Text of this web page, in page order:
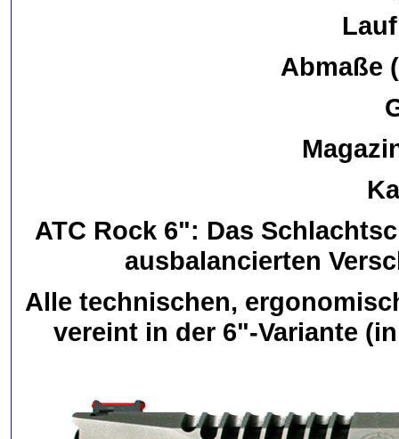
Abmaße
ATC Rock 6": Das
ausbalancierten
Alle technischen,
vereint in der 6"-Variante